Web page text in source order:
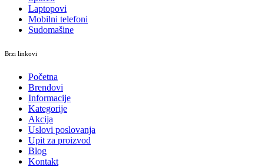
Laptopovi
Mobilni telefoni
Sudomašine
Brzi linkovi
Početna
Brendovi
Informacije
Kategorije
Akcija
Uslovi poslovanja
Upit za proizvod
Blog
Kontakt